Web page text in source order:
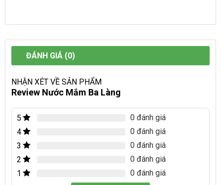
ĐÁNH GIÁ (0)
NHẬN XÉT VỀ SẢN PHẨM
Review Nước Mắm Ba Làng
5
0 đánh giá
4
0 đánh giá
3
0 đánh giá
2
0 đánh giá
1
0 đánh giá